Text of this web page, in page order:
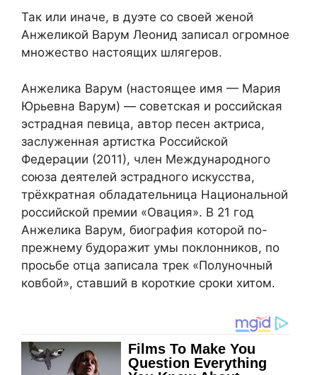
Так или иначе, в дуэте со своей женой
Анжеликой Варум Леонид записал огромное
множество настоящих шлягеров.
Анжелика Варум (настоящее имя — Мария
Юрьевна Варум) — советская и российская
эстрадная певица, автор песен актриса,
заслуженная артистка Российской
Федерации (2011), член Международного
союза деятелей эстрадного искусства,
трёхкратная обладательница Национальной
российской премии «Овация». В 21 год
Анжелика Варум, биография которой по-
прежнему будоражит умы поклонников, по
просьбе отца записала трек «Полуночный
ковбой», ставший в короткие сроки хитом.